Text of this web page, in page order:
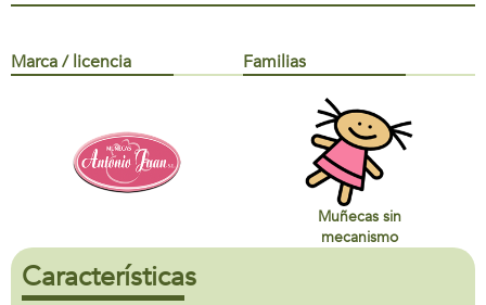
Marca / licencia Familias
Muñecas sin
mecanismo
Características